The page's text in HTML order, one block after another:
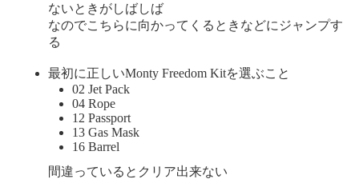
ないときがしばしば
なのでこちらに向かってくるときなどにジャンプす
る
最初に正しいMonty Freedom Kitを選ぶこと
02 Jet Pack
04 Rope
12 Passport
13 Gas Mask
16 Barrel
間違っているとクリア出来ない